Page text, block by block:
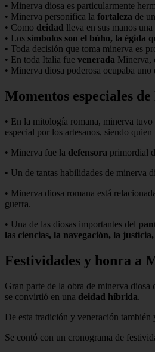
• Minerva diosa es particularmente
• Minerva personifica la fortaleza de
• Como deidad lleva en sus manos
• Los símbolos son el búho, la égida
• Toda decisión que toma minerva es
• En toda Italia fue venerada Minerva,
• Minerva diosa poderosa ocupaba
Momentos especiales
• En la mitología romana, minerva tuvo
especial por los artesanos, siendo quien
• Minerva fue la defensora primordial
• Un de tantas habilidades de minerva
• Minerva diosa romana está
guerra.
• Una de las diosas importantes del
las ciencias, la navegación, la
Festividades y honra a
Gran parte de la obra de minerva
se convirtió en una deidad híbrida.
De esta tradición y veneración
Se contó con un cronograma de